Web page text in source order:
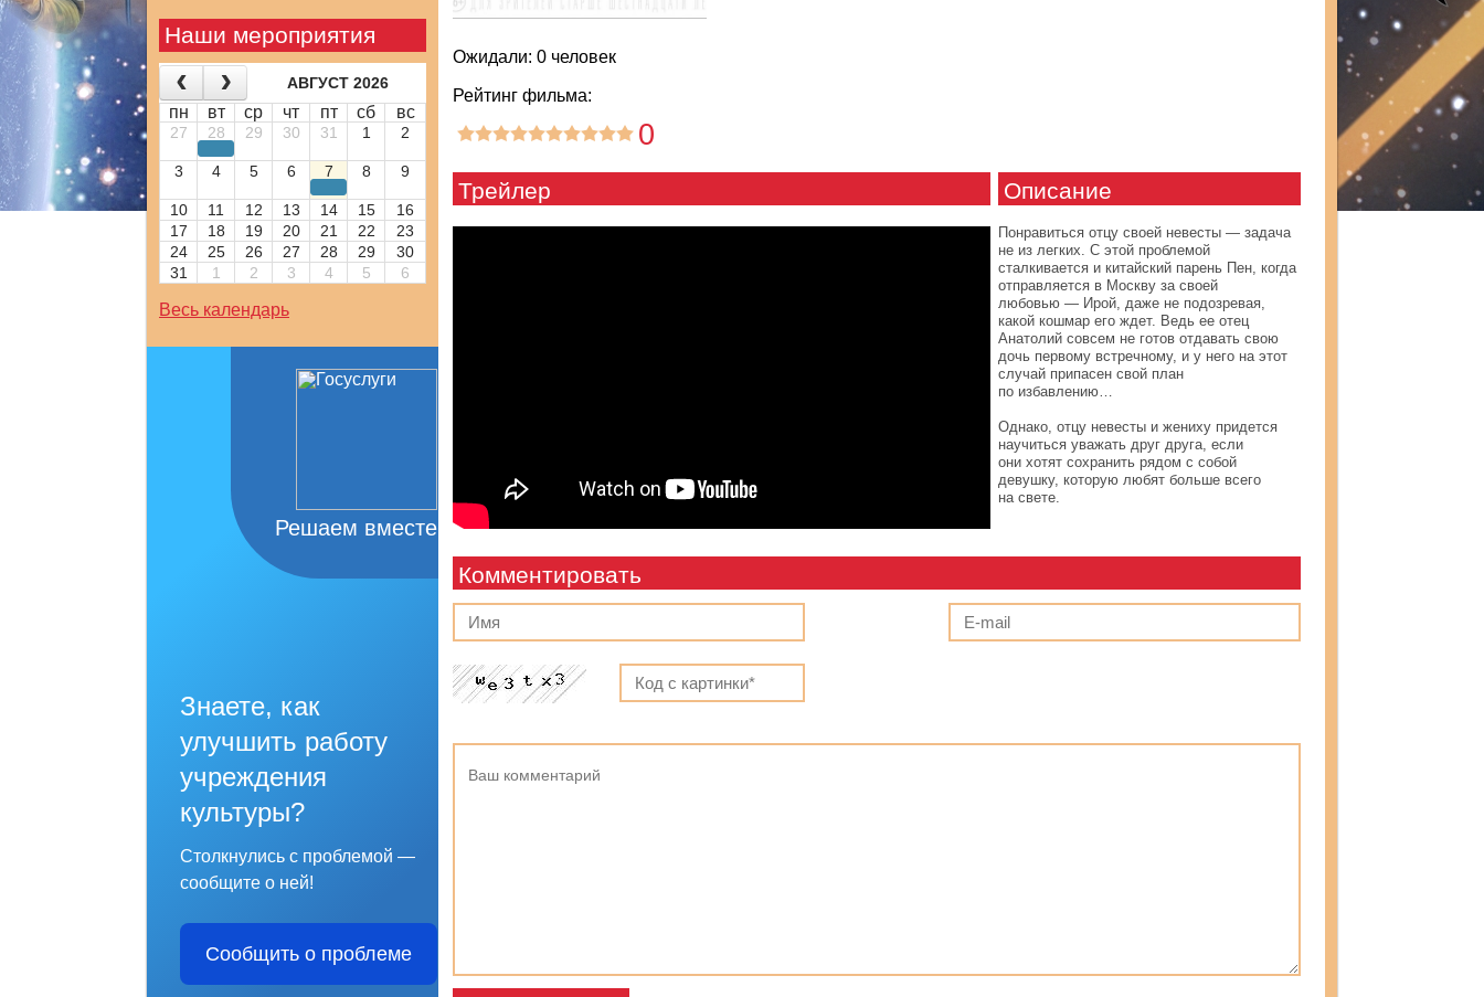
Наши мероприятия
АВГУСТ 2026
пн вт ср чт пт сб вс
27 28 29 30 31 1 2
3 4 5 6 7 8 9
10 11 12 13 14 15
16
17
18 19 20 21 22
23
24
25 26 27 28 29
30
31
1 2 3 4 5 6
Весь календарь
Решаем вместе
Знаете, как
улучшить работу
учреждения
культуры?
Столкнулись с проблемой —
сообщите о ней!
Сообщить о проблеме
Ожидали: 0 человек
Рейтинг фильма:
0
Трейлер Описание
Понравиться отцу своей невесты — задача
не из легких. С этой проблемой
сталкивается и китайский парень Пен, когда
отправляется в Москву за своей
любовью — Ирой, даже не подозревая,
какой кошмар его ждет. Ведь ее отец
Анатолий совсем не готов отдавать свою
дочь первому встречному, и у него на этот
случай припасен свой план
по избавлению…
Однако, отцу невесты и жениху придется
научиться уважать друг друга, если
они хотят сохранить рядом с собой
девушку, которую любят больше всего
на свете.
Комментировать